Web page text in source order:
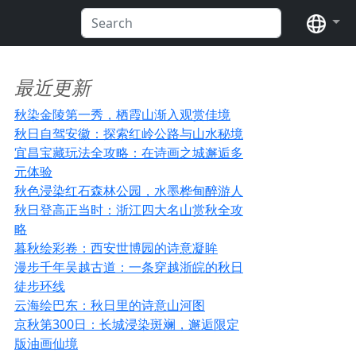
语
最近更新
秋染金陵第一秀，栖霞山渐入观赏佳境
秋日自驾安徽：探索红岭公路与山水秘境
宜昌宝藏玩法全攻略：在诗画之城邂逅多
元体验
秋色浸染红石森林公园，水墨桦甸醉游人
秋日登高正当时：浙江四大名山赏秋全攻
略
暮秋绘彩卷：西安世博园的诗意凝眸
漫步千年吴越古道：一条穿越浙皖的秋日
徒步环线
云海绘巴东：秋日里的诗意山河图
京秋第300日：长城浸染斑斓，邂逅限定
版油画仙境